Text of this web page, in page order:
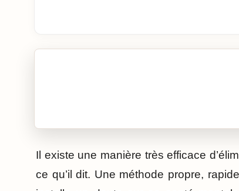
Il existe une manière très efficace
ce qu’il dit. Une méthode propre,